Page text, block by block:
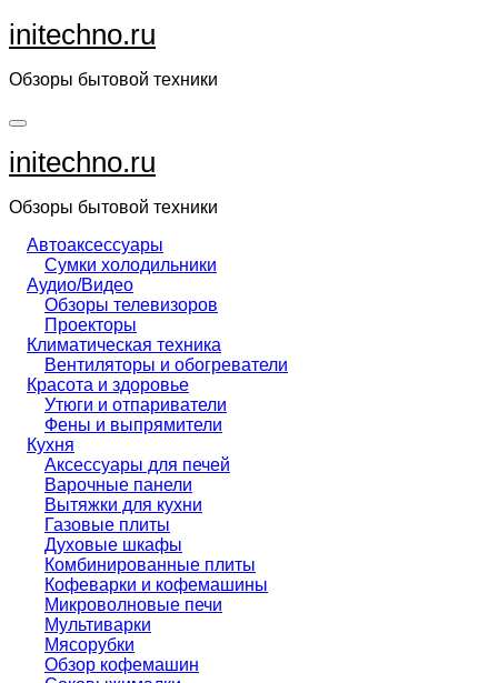
Перейти
кinitechno.ru
Обзоры бытовой техники
initechno.ru
Обзоры бытовой техники
Автоаксессуары
Сумки холодильники
Аудио/Видео
Обзоры телевизоров
Проекторы
Климатическая техника
Вентиляторы и обогреватели
Красота и здоровье
Утюги и отпариватели
Фены и выпрямители
Кухня
Аксессуары для печей
Варочные панели
Вытяжки для кухни
Газовые плиты
Духовые шкафы
Комбинированные плиты
Кофеварки и кофемашины
Микроволновые печи
Мультиварки
Мясорубки
Обзор кофемашин